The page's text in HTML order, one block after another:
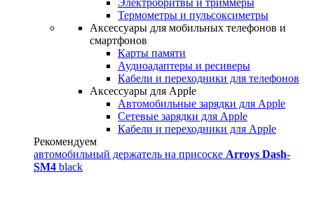
Электробритвы и триммеры
Термометры и пульсоксиметры
Аксессуары для мобильных телефонов и
смартфонов
Карты памяти
Аудиоадаптеры и ресиверы
Кабели и переходники для телефонов
Аксессуары для Apple
Автомобильные зарядки для Apple
Сетевые зарядки для Apple
Кабели и переходники для Apple
Рекомендуем
автомобильный держатель на присоске Arroys Dash-
SM4 black